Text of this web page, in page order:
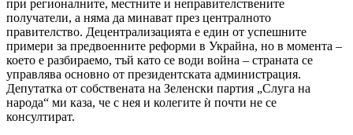
при регионалните, местните и неправителствените
получатели, а няма да минават през централното
правителство. Децентрализацията е един от успешните
примери за предвоенните реформи в Украйна, но в момента –
което е разбираемо, тъй като се води война – страната се
управлява основно от президентската администрация.
Депутатка от собствената на Зеленски партия „Слуга на
народа“ ми каза, че с нея и колегите ѝ почти не се
консултират.